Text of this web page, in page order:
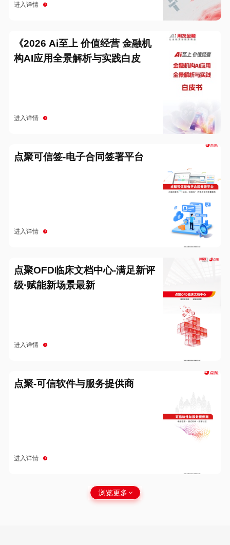
进入详情
《2026 Ai至上 价值经营 金融机
构AI应用全景解析与实践白皮
进入详情
点聚可信签-电子合同签署平台
进入详情
点聚OFD临床文档中心-满足新评
级·赋能新场景最新
进入详情
点聚-可信软件与服务提供商
进入详情
浏览更多